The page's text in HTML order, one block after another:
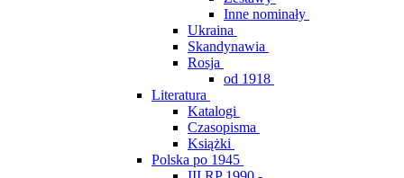
Inne nominały
Ukraina
Skandynawia
Rosja
od 1918
Literatura
Katalogi
Czasopisma
Książki
Polska po 1945